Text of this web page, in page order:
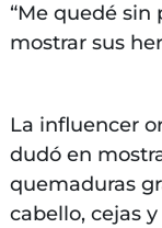
“Me quedé sin
mostrar sus
La influencer
dudó en
quemaduras
cabello, cejas